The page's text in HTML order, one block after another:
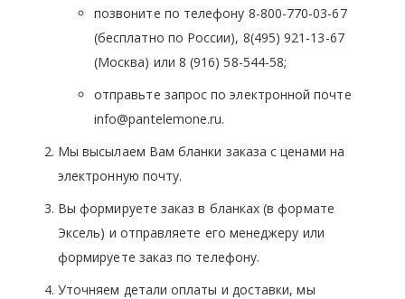
позвоните по телефону 8-800-770-03-67
(бесплатно по России), 8(495) 921-13-67
(Москва) или 8 (916) 58-544-58;
отправьте запрос по электронной почте
info@pantelemone.ru.
Мы высылаем Вам бланки заказа с ценами на
электронную почту.
Вы формируете заказ в бланках (в формате
Эксель) и отправляете его менеджеру или
формируете заказ по телефону.
Уточняем детали оплаты и доставки, мы